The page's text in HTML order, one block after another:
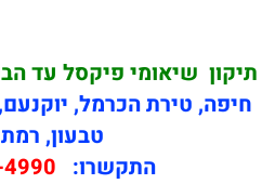
תיקון שיאומי פיקסל עד
חיפה, טירת הכרמל,
טבעון,
התקשרו: